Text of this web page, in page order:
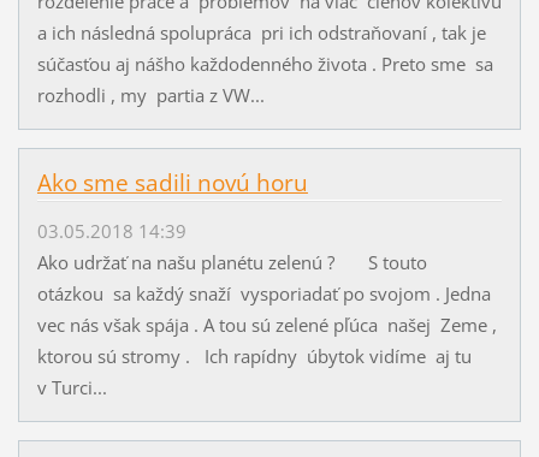
a ich následná spolupráca pri ich odstraňovaní , tak je
súčasťou aj nášho každodenného života . Preto sme sa
rozhodli , my partia z VW...
Ako sme sadili novú horu
03.05.2018 14:39
Ako udržať na našu planétu zelenú ? S touto
otázkou sa každý snaží vysporiadať po svojom . Jedna
vec nás však spája . A tou sú zelené pľúca našej Zeme ,
ktorou sú stromy . Ich rapídny úbytok vidíme aj tu
v Turci...